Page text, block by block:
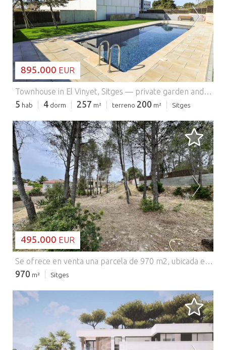
CARGANDO...
895.000 EUR
Townhouse in El Vinyet, Sitges — private garden and 5 minutes from the beach.
5 hab 4 dorm 257 m² terreno 200 m² Sitges
CARGANDO...
495.000 EUR
Se ofrece en venta una parcela de 970 m2, ubicada en una zona privilegiada y tranquila de Sitges — urbanización Sant Pere de Ribes. La parcela está rodeada de zonas verdes protegidas y cuenta con excelente acceso vial: conexión directa con la autopista C-32, además de cercanía a colegios internacionales de prestigio, instalaciones deportivas y centros comerciales. Se permite la construcción de una vivienda unifamiliar de hasta dos plantas, con una altura máxima de edificación de 8 metros sobre el nivel del terreno. El índice de edificabilidad es de 0,67 m²/m², lo que permite edificar una casa amplia con construcciones auxiliares y un espacioso sótano. La parcela presenta una ligera pendiente y dispone de todas las infraestructuras necesarias: electricidad, agua, alcantarillado y gas.
970 m² Sitges